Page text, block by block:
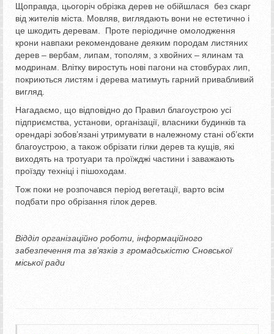
Щоправда, цьогоріч обрізка дерев не обійшлася без скарг
від жителів міста. Мовляв, виглядають вони не естетично і
це шкодить деревам. Проте періодичне омолодження
крони навпаки рекомендоване деяким породам листяних
дерев – вербам, липам, тополям, з хвойних – ялинам та
модринам. Влітку виростуть нові пагони на стовбурах лип,
покриються листям і дерева матимуть гарний привабливий
вигляд.
Нагадаємо, що відповідно до Правил благоустрою усі
підприємства, установи, організації, власники будинків та
орендарі зобов’язані утримувати в належному стані об’єкти
благоустрою, а також обрізати гілки дерев та кущів, які
виходять на тротуари та проїжджі частини і заважають
проїзду техніці і пішоходам.
Тож поки не розпочався період вегетації, варто всім
подбати про обрізання гілок дерев.
Відділ організаційно роботи, інформаційного
забезпечення та зв’язків з громадськістю Сновської
міської ради